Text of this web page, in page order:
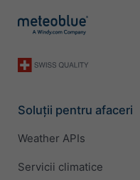
Soluții pentru afaceri
Weather APIs
Servicii climatice